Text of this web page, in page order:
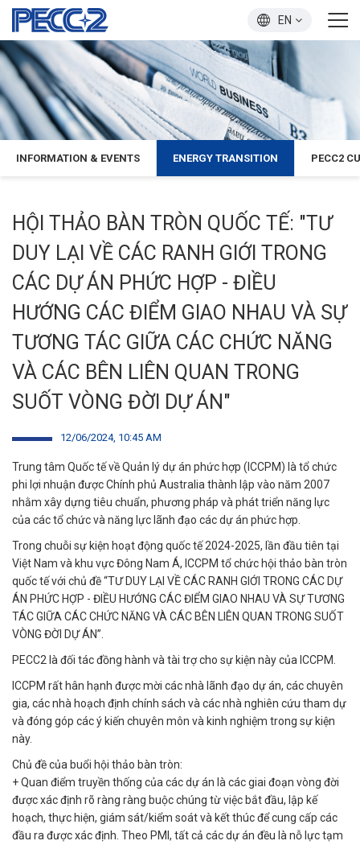
EN
INFORMATION & EVENTS ENERGY TRANSITION PECC2
HỘI THẢO BÀN TRÒN QUỐC TẾ: "TƯ
DUY LẠI VỀ CÁC RANH GIỚI TRONG
CÁC DỰ ÁN PHỨC HỢP - ĐIỀU
HƯỚNG CÁC ĐIỂM GIAO NHAU VÀ SỰ
TƯƠNG TÁC GIỮA CÁC CHỨC NĂNG
VÀ CÁC BÊN LIÊN QUAN TRONG
SUỐT VÒNG ĐỜI DỰ ÁN"
12/06/2024, 10:45 AM
Trung tâm Quốc tế về Quản lý dự án phức hợp (ICCPM) là tổ chức
phi lợi nhuận được Chính phủ Australia thành lập vào năm 2007
nhằm xây dựng tiêu chuẩn, phương pháp và phát triển năng lực
của các tổ chức và năng lực lãnh đạo các dự án phức hợp.
Trong chuỗi sự kiện hoạt động quốc tế 2024-2025, lần đầu tiên tại
Việt Nam và khu vực Đông Nam Á, ICCPM tổ chức hội thảo bàn tròn
quốc tế với chủ đề “TƯ DUY LẠI VỀ CÁC RANH GIỚI TRONG CÁC DỰ
ÁN PHỨC HỢP - ĐIỀU HƯỚNG CÁC ĐIỂM GIAO NHAU VÀ SỰ TƯƠNG
TÁC GIỮA CÁC CHỨC NĂNG VÀ CÁC BÊN LIÊN QUAN TRONG SUỐT
VÒNG ĐỜI DỰ ÁN”.
PECC2 là đối tác đồng hành và tài trợ cho sự kiện này của ICCPM.
ICCPM rất hân hạnh được mời các nhà lãnh đạo dự án, các chuyên
gia, các nhà hoạch định chính sách và các nhà nghiên cứu tham dự
và đóng góp các ý kiến chuyên môn và kinh nghiệm trong sự kiện
này.
Chủ đề của buổi hội thảo bàn tròn:
+ Quan điểm truyền thống của các dự án là các giai đoạn vòng đời
được xác định rõ ràng ràng buộc chúng từ việc bắt đầu, lập kế
hoạch, thực hiện, giám sát/kiểm soát và kết thúc để cung cấp các
đầu ra được xác định. Theo PMI, tất cả các dự án đều là nỗ lực tạm